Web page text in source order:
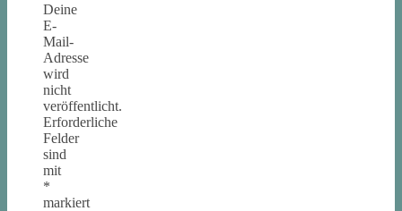
Deine
E-
Mail-
Adresse
wird
nicht
veröffentlicht.
Erforderliche
Felder
sind
mit
*
markiert